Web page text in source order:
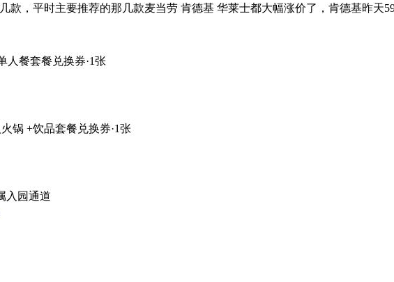
款，平时主要推荐的那几款麦当劳 肯德基 华莱士都大幅涨价了，肯德基昨天
人餐套餐兑换券·1张
锅 +饮品套餐兑换券·1张
入园通道